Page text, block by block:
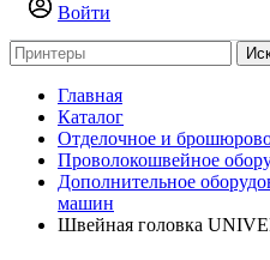
Войти
Главная
Каталог
Отделочное и
Проволокошвейное
Дополнительное
машин
Швейная головка